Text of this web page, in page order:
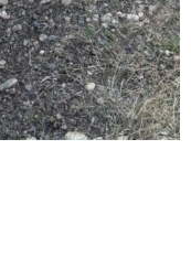
edición (Audio)